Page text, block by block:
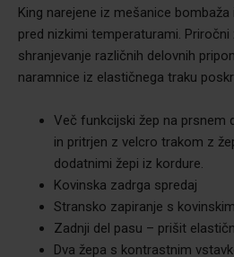
King narejene iz mešanice
pred nizkimi temperaturami.
shranjevanje različnih delovnih
naramnice iz elastičnega traku
Več funkcijski žep na prsnem
in pritrjen z velcro trakom z
dodatnimi žepi iz kordure.
Kovinska zadrga spredaj
Stransko zapiranje s
Zadnji del pasu – prišit
Dva žepa s kontrastnim